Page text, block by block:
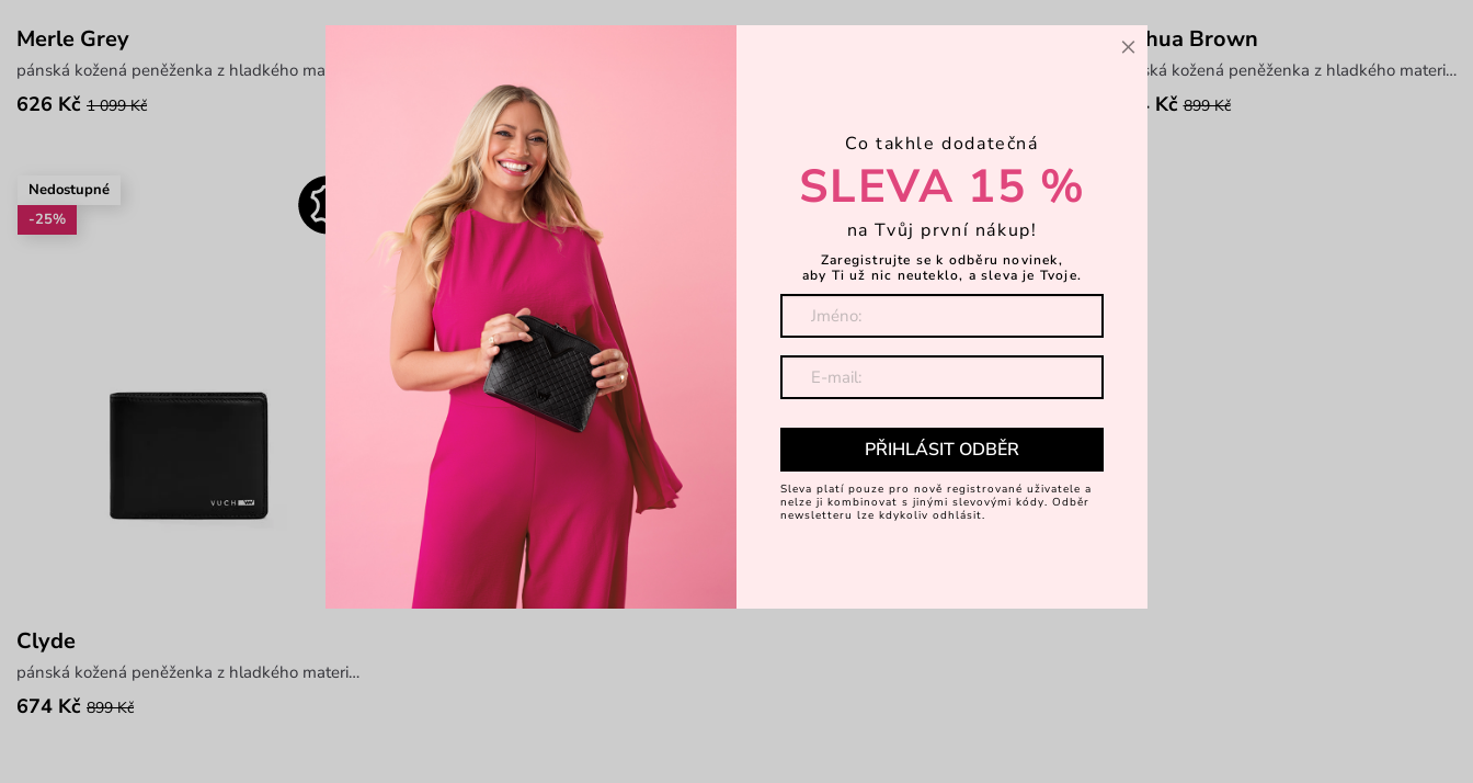
Merle Grey
626 Kč 1 099 Kč 2 399 Kč
Joshua Brown
pánská kožená peněženka z hladkého materiálu
674 Kč 899 Kč
Nedostupné
-25%
Clyde
pánská kožená peněženka z hladkého materiálu
674 Kč 899 Kč
×
Co takhle dodatečná
SLEVA 15 %
na Tvůj první nákup!
Zaregistrujte se k odběru novinek,
aby Ti už nic neuteklo, a sleva je Tvoje.
PŘIHLÁSIT ODBĚR
Sleva platí pouze pro nově registrované uživatele a
nelze ji kombinovat s jinými slevovými kódy. Odběr
newsletteru lze kdykoliv odhlásit.